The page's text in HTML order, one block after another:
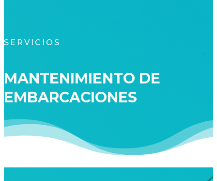
SERVICIOS
MANTENIMIENTO DE
EMBARCACIONES